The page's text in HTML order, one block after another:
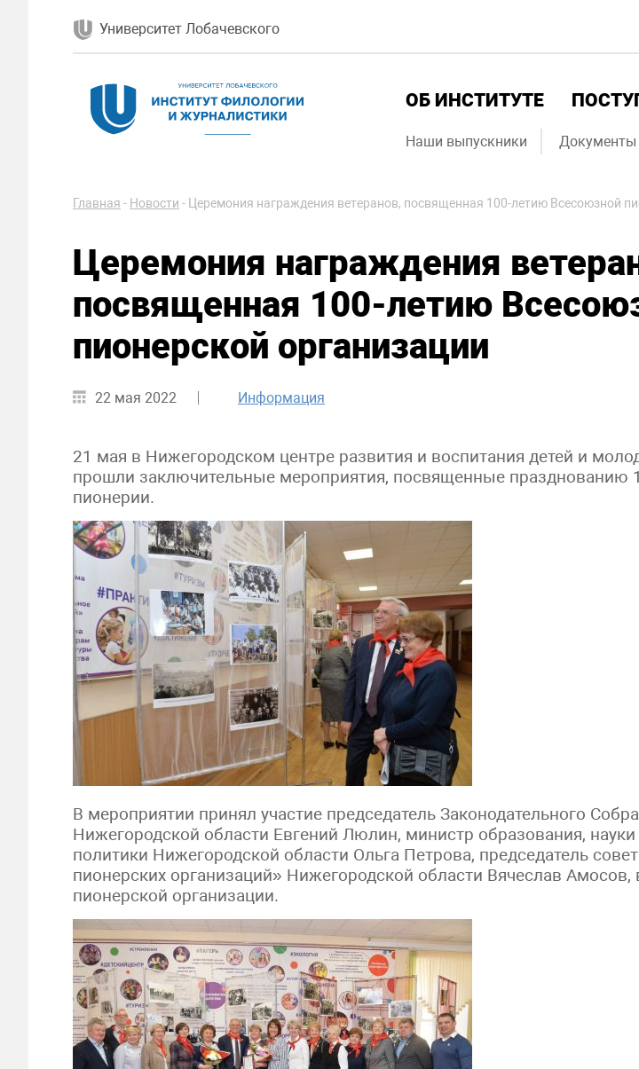
Университет Лобачевского
ОБ ИНСТИТУТЕ
Наши выпускники Документы
Главная - Новости - Церемония награждения ветеранов, посвященная 100-летию Всесоюзной
Церемония награждения
посвященная 100-летию
пионерской организации
22 мая 2022 Информация
21 мая в Нижегородском центре развития и воспитания детей и
прошли заключительные мероприятия, посвященные празднованию
пионерии.
В мероприятии принял участие председатель Законодательного
Нижегородской области Евгений Люлин, министр образования,
политики Нижегородской области Ольга Петрова, председатель
пионерских организаций» Нижегородской области Вячеслав Амосов,
пионерской организации.